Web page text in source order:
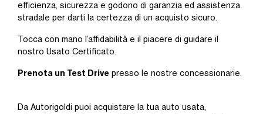
efficienza, sicurezza e godono di garanzia ed assistenza
stradale per darti la certezza di un acquisto sicuro.
Tocca con mano l’affidabilità e il piacere di guidare il
nostro Usato Certificato.
Prenota un Test Drive presso le nostre concessionarie.
Da Autorigoldi puoi acquistare la tua auto usata,